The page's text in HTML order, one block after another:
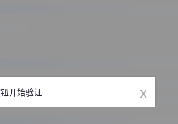
开始验证 x